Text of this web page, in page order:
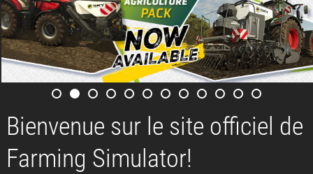
Bienvenue sur le site officiel de
Farming Simulator!